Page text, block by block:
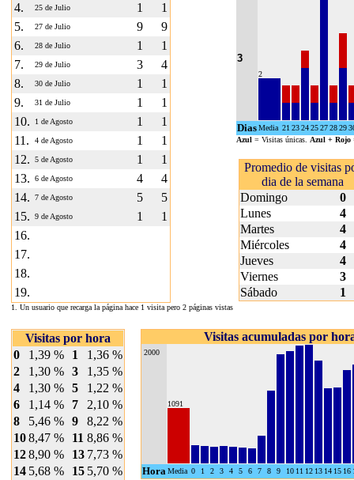
4.
25 de Julio 1
1
5.
27 de Julio 9
9
6.
28 de Julio 1
1
7.
29 de Julio 3
4
8.
30 de Julio 1
1
9.
31 de Julio 1
1
10.
1 de Agosto 1
1
11.
4 de Agosto 1
1
12.
5 de Agosto 1
1
13.
6 de Agosto 4
4
14.
7 de Agosto 5
5
15.
9 de Agosto 1
1
16.
17.
18.
19.
1. Un usuario que recarga la página hace 1 visita pero 2 páginas vistas
3
2
DiasMedia 21 232425272829
Azul = Visitas únicas. Azul + Rojo
Promedio de visitas
dia de la semana
Domingo
0
Lunes
4
Martes
4
Miércoles
4
Jueves
4
Viernes
3
Sábado
1
Visitas por hora
0
1,39 % 1
1,36 %
2
1,30 % 3
1,35 %
4
1,30 % 5
1,22 %
6
1,14 % 7
2,10 %
8
5,46 % 9
8,22 %
108,47 % 11 8,86 %
128,90 % 13 7,73 %
14 5,68 % 15 5,70 %
Visitas acumuladas por
2000
1091
HoraMedia 0 1 2 3 4 5 6 7 8 9 10 11 12 13 14 15 16